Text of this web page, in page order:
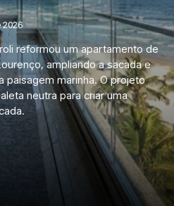
2026
reformou um apartamento de
ampliando a sacada e
paisagem marinha. O projeto
neutra para criar uma